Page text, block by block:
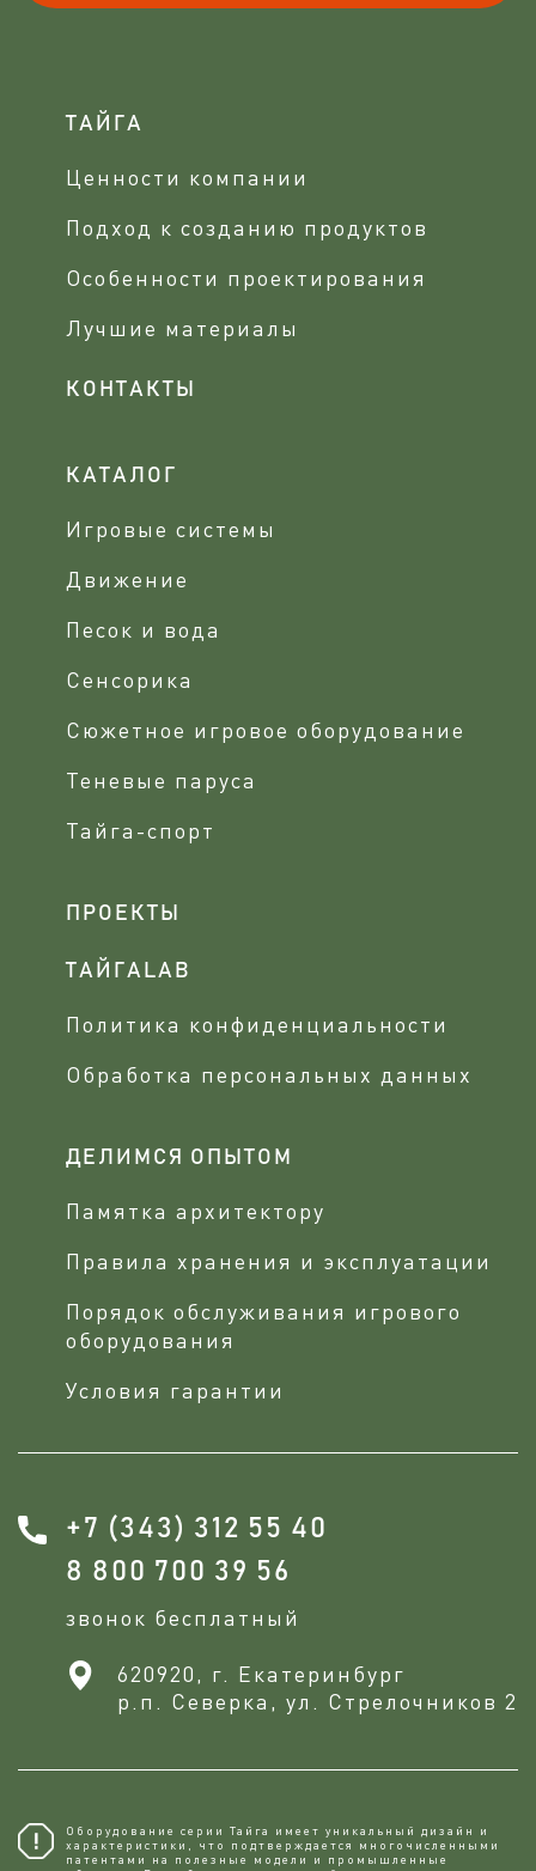
ТАЙГА
Ценности компании
Подход к созданию продуктов
Особенности проектирования
Лучшие материалы
КОНТАКТЫ
КАТАЛОГ
Игровые системы
Движение
Песок и вода
Сенсорика
Сюжетное игровое оборудование
Теневые паруса
Тайга-спорт
ПРОЕКТЫ
ТАЙГАLAB
Политика конфиденциальности
Обработка персональных данных
ДЕЛИМСЯ ОПЫТОМ
Памятка архитектору
Правила хранения и эксплуатации
Порядок обслуживания игрового
оборудования
Условия гарантии
+7 (343) 312 55 40
8 800 700 39 56
звонок бесплатный
620920, г. Екатеринбург
р.п. Северка, ул. Стрелочников 2
Оборудование серии Тайга имеет уникальный дизайн и
характеристики, что подтверждается многочисленными
патентами на полезные модели и промышленные